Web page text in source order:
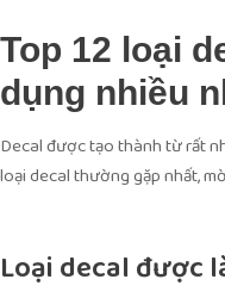
Top 12 loại
dụng nhiều
Decal được tạo thành từ rất
loại decal thường gặp nhất,
Loại decal được